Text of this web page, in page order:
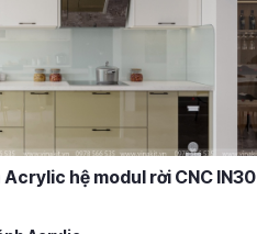
hệ modul rời CNC IN30